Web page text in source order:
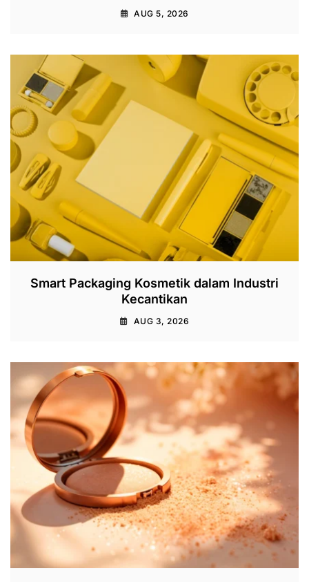
AUG 5, 2026
Smart Packaging Kosmetik dalam Industri
Kecantikan
AUG 3, 2026